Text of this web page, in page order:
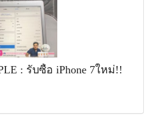
: รับซื้อ iPhone 7ใหม่!!